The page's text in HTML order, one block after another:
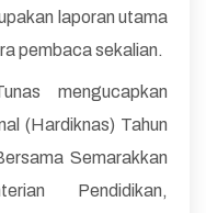
laporan utama
pembaca sekalian.
mengucapkan
(Hardiknas) Tahun
Semarakkan
Pendidikan,